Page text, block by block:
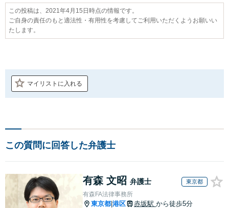
この投稿は、2021年4月15日時点の情報です。
ご自身の責任のもと適法性・有用性を考慮してご利用いただくようお願いい
たします。
マイリストに入れる
この質問に回答した弁護士
有森 文昭 弁護士 東京都
有森FA法律事務所
東京都 港区 赤坂駅 から徒歩5分